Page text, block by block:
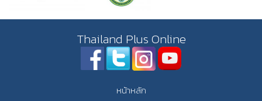
Thailand Plus Online
หน้าหลัก